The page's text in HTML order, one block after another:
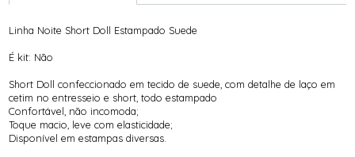
Linha Noite Short Doll Estampado Suede
É kit: Não
Short Doll confeccionado em tecido de suede, com detalhe de laço em
cetim no entresseio e short, todo estampado
Confortável, não incomoda;
Toque macio, leve com elasticidade;
Disponível em estampas diversas.